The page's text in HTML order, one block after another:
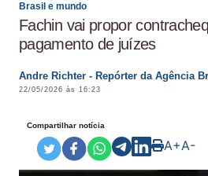
Brasil e mundo
Fachin vai propor
pagamento de juízes
Andre Richter - Repórter da Agência
22/05/2026 às 16:23
Compartilhar notícia
A+A-